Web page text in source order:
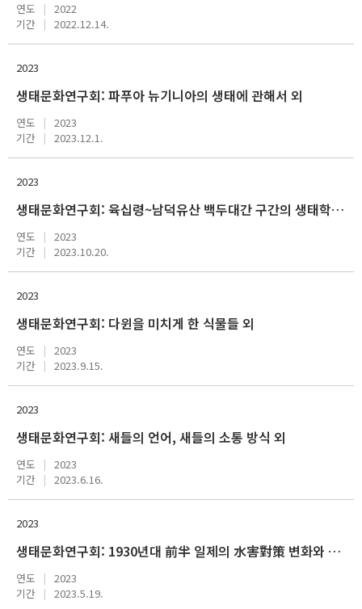
연도
2022
기간
2022.12.14.
2023
생태문화연구회: 파푸아 뉴기니아의 생태에 관해서 외
연도
2023
기간
2023.12.1.
2023
생태문화연구회: 육십령~남덕유산 백두대간 구간의 생태학적 면모 외
연도
2023
기간
2023.10.20.
2023
생태문화연구회: 다윈을 미치게 한 식물들 외
연도
2023
기간
2023.9.15.
2023
생태문화연구회: 새들의 언어, 새들의 소통 방식 외
연도
2023
기간
2023.6.16.
2023
생태문화연구회: 1930년대 前半 일제의 水害對策 변화와 조선인 사회의 동향 외
연도
2023
기간
2023.5.19.